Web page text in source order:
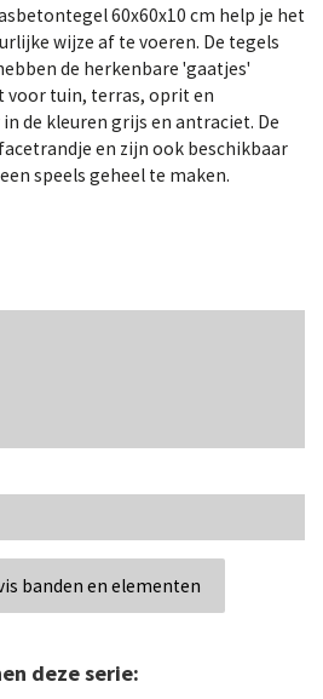
60x60x10 cm help je het
wijze af te voeren. De tegels
de herkenbare 'gaatjes'
voor tuin, terras, oprit en
de kleuren grijs en antraciet. De
en zijn ook beschikbaar
speels geheel te maken.
banden en elementen
deze serie: